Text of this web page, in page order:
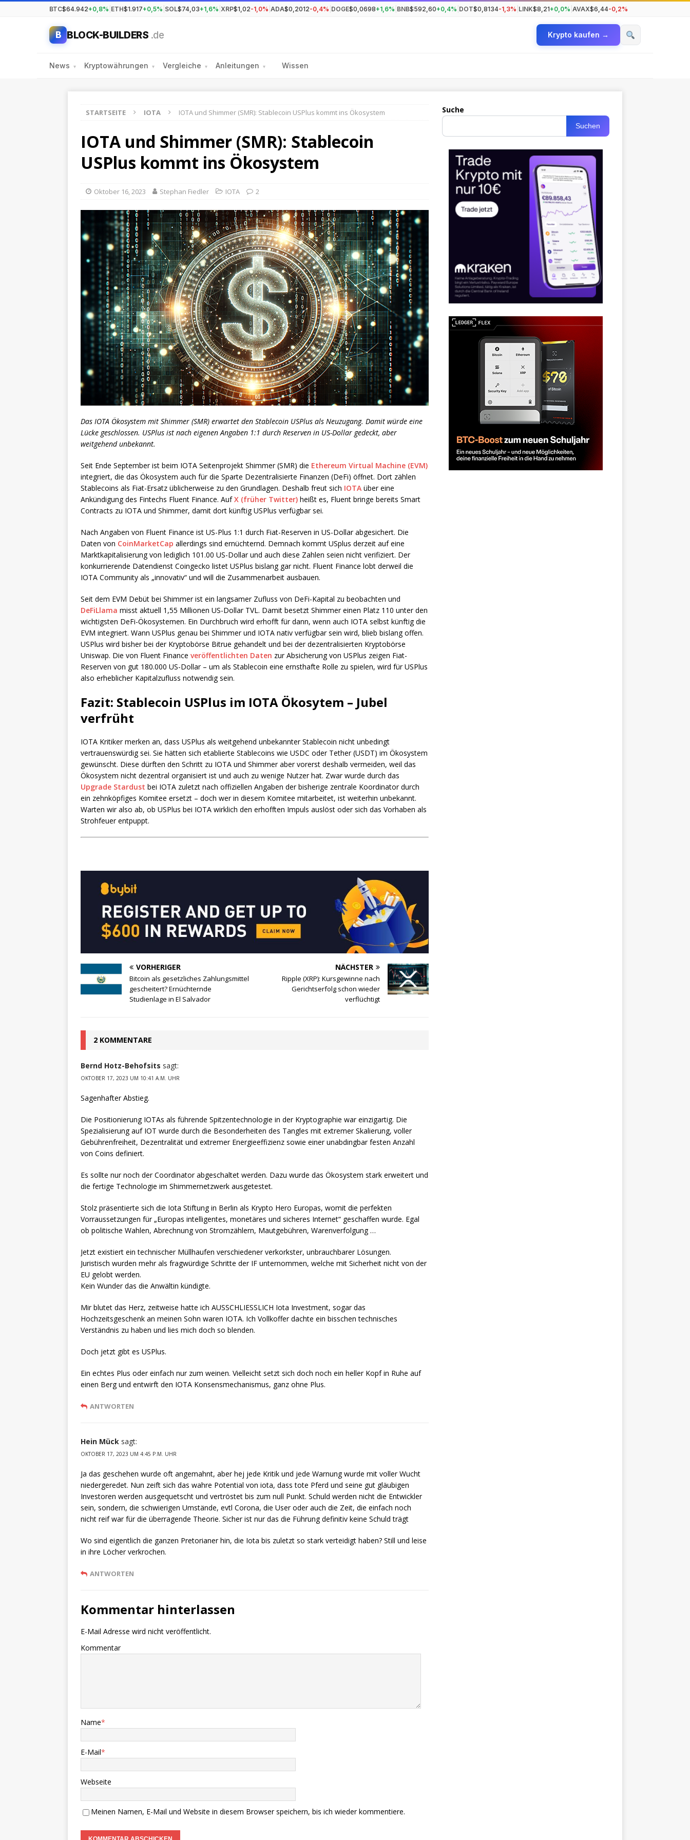
BTC$64.942+0,8% ETH$1.917+0,5% SOL$74,03+1,6% XRP$1,02-1,0% ADA$0,2012-0,4% DOGE$0,0698+1,6% BNB$592,60+0,4% DOT$0,8134-1,3% LINK$8,21+0,0% AVAX$6,44-0,2%
B BLOCK-BUILDERS .de Krypto kaufen →
News ▾ Kryptowährungen ▾ Vergleiche ▾ Anleitungen ▾ Wissen
STARTSEITE IOTA IOTA und Shimmer (SMR): Stablecoin USPlus kommt ins Ökosystem
IOTA und Shimmer (SMR): Stablecoin
USPlus kommt ins Ökosystem
Oktober 16, 2023 Stephan Fiedler IOTA 2
Das IOTA Ökosystem mit Shimmer (SMR) erwartet den Stablecoin USPlus als Neuzugang. Damit würde eine
Lücke geschlossen. USPlus ist nach eigenen Angaben 1:1 durch Reserven in US-Dollar gedeckt, aber
weitgehend unbekannt.
Seit Ende September ist beim IOTA Seitenprojekt Shimmer (SMR) die Ethereum Virtual Machine (EVM)
integriert, die das Ökosystem auch für die Sparte Dezentralisierte Finanzen (DeFi) öffnet. Dort zählen
Stablecoins als Fiat-Ersatz üblicherweise zu den Grundlagen. Deshalb freut sich IOTA über eine
Ankündigung des Fintechs Fluent Finance. AufX (früher Twitter) heißt es, Fluent bringe bereits Smart
Contracts zu IOTA und Shimmer, damit dort künftig USPlus verfügbar sei.
Nach Angaben von Fluent Finance ist US-Plus 1:1 durch Fiat-Reserven in US-Dollar abgesichert. Die
Daten von CoinMarketCap allerdings sind ernüchternd. Demnach kommt USplus derzeit auf eine
Marktkapitalisierung von lediglich 101.00 US-Dollar und auch diese Zahlen seien nicht verifiziert. Der
konkurrierende Datendienst Coingecko listet USPlus bislang gar nicht. Fluent Finance lobt derweil die
IOTA Community als „innovativ“ und will die Zusammenarbeit ausbauen.
Seit dem EVM Debüt bei Shimmer ist ein langsamer Zufluss von DeFi-Kapital zu beobachten und
DeFiLlama misst aktuell 1,55 Millionen US-Dollar TVL. Damit besetzt Shimmer einen Platz 110 unter den
wichtigsten DeFi-Ökosystemen. Ein Durchbruch wird erhofft für dann, wenn auch IOTA selbst künftig die
EVM integriert. Wann USPlus genau bei Shimmer und IOTA nativ verfügbar sein wird, blieb bislang offen.
USPlus wird bisher bei der Kryptobörse Bitrue gehandelt und bei der dezentralisierten Kryptobörse
Uniswap. Die von Fluent Finance veröffentlichten Daten zur Absicherung von USPlus zeigen Fiat-
Reserven von gut 180.000 US-Dollar – um als Stablecoin eine ernsthafte Rolle zu spielen, wird für USPlus
also erheblicher Kapitalzufluss notwendig sein.
Fazit: Stablecoin USPlus im IOTA Ökosytem – Jubel
verfrüht
IOTA Kritiker merken an, dass USPlus als weitgehend unbekannter Stablecoin nicht unbedingt
vertrauenswürdig sei. Sie hätten sich etablierte Stablecoins wie USDC oder Tether (USDT) im Ökosystem
gewünscht. Diese dürften den Schritt zu IOTA und Shimmer aber vorerst deshalb vermeiden, weil das
Ökosystem nicht dezentral organisiert ist und auch zu wenige Nutzer hat. Zwar wurde durch das
Upgrade Stardust bei IOTA zuletzt nach offiziellen Angaben der bisherige zentrale Koordinator durch
ein zehnköpfiges Komitee ersetzt – doch wer in diesem Komitee mitarbeitet, ist weiterhin unbekannt.
Warten wir also ab, ob USPlus bei IOTA wirklich den erhofften Impuls auslöst oder sich das Vorhaben als
Strohfeuer entpuppt.
VORHERIGER
Bitcoin als gesetzliches Zahlungsmittel
gescheitert? Ernüchternde
Studienlage in El Salvador
NÄCHSTER
Ripple (XRP): Kursgewinne nach
Gerichtserfolg schon wieder
verflüchtigt
2 KOMMENTARE
Bernd Hotz-Behofsits sagt:
OKTOBER 17, 2023 UM 10:41 A.M. UHR
Sagenhafter Abstieg.
Die Positionierung IOTAs als führende Spitzentechnologie in der Kryptographie war einzigartig. Die
Spezialisierung auf IOT wurde durch die Besonderheiten des Tangles mit extremer Skalierung, voller
Gebührenfreiheit, Dezentralität und extremer Energieeffizienz sowie einer unabdingbar festen Anzahl
von Coins definiert.
Es sollte nur noch der Coordinator abgeschaltet werden. Dazu wurde das Ökosystem stark erweitert und
die fertige Technologie im Shimmernetzwerk ausgetestet.
Stolz präsentierte sich die Iota Stiftung in Berlin als Krypto Hero Europas, womit die perfekten
Vorraussetzungen für „Europas intelligentes, monetäres und sicheres Internet“ geschaffen wurde. Egal
ob politische Wahlen, Abrechnung von Stromzählern, Mautgebühren, Warenverfolgung …
Jetzt existiert ein technischer Müllhaufen verschiedener verkorkster, unbrauchbarer Lösungen.
Juristisch wurden mehr als fragwürdige Schritte der IF unternommen, welche mit Sicherheit nicht von der
EU gelobt werden.
Kein Wunder das die Anwältin kündigte.
Mir blutet das Herz, zeitweise hatte ich AUSSCHLIESSLICH Iota Investment, sogar das
Hochzeitsgeschenk an meinen Sohn waren IOTA. Ich Vollkoffer dachte ein bisschen technisches
Verständnis zu haben und lies mich doch so blenden.
Doch jetzt gibt es USPlus.
Ein echtes Plus oder einfach nur zum weinen. Vielleicht setzt sich doch noch ein heller Kopf in Ruhe auf
einen Berg und entwirft den IOTA Konsensmechanismus, ganz ohne Plus.
ANTWORTEN
Hein Mück sagt:
OKTOBER 17, 2023 UM 4:45 P.M. UHR
Ja das geschehen wurde oft angemahnt, aber hej jede Kritik und jede Warnung wurde mit voller Wucht
niedergeredet. Nun zeift sich das wahre Potential von iota, dass tote Pferd und seine gut gläubigen
Investoren werden ausgequetscht und vertröstet bis zum null Punkt. Schuld werden nicht die Entwickler
sein, sondern, die schwierigen Umstände, evtl Corona, die User oder auch die Zeit, die einfach noch
nicht reif war für die überragende Theorie. Sicher ist nur das die Führung definitiv keine Schuld trägt
Wo sind eigentlich die ganzen Pretorianer hin, die Iota bis zuletzt so stark verteidigt haben? Still und leise
in ihre Löcher verkrochen.
ANTWORTEN
Kommentar hinterlassen
E-Mail Adresse wird nicht veröffentlicht.
Kommentar
Name*
E-Mail*
Webseite
Meinen Namen, E-Mail und Website in diesem Browser speichern, bis ich wieder kommentiere.
Suche
Suchen